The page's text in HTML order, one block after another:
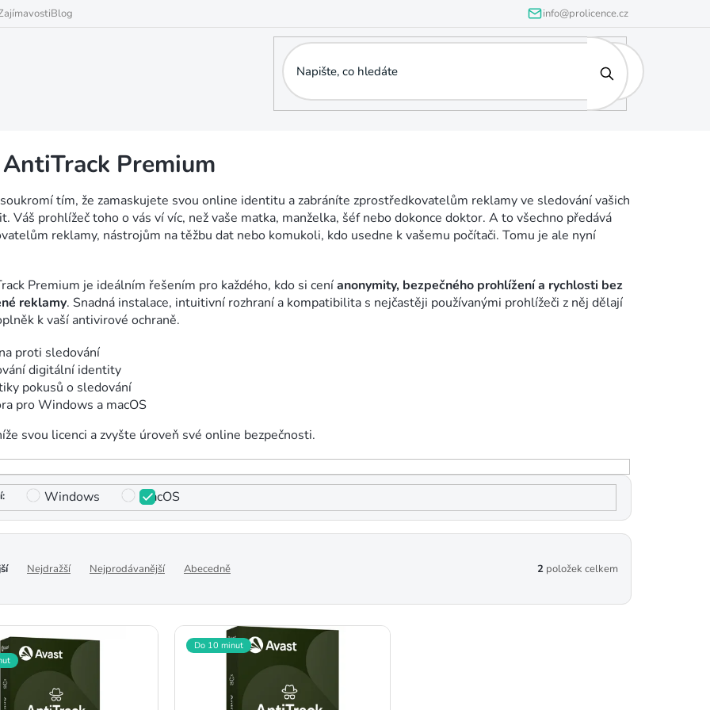
info@prolicence.cz
Blog
Premium
tím, že zamaskujete svou online identitu a zabráníte zprostředkovatelům reklamy ve sledování vašich
Váš prohlížeč toho o vás ví víc, než vaše matka, manželka, šéf nebo dokonce doktor. A to všechno předává
reklamy, nástrojům na těžbu dat nebo komukoli, kdo usedne k vašemu počítači. Tomu je ale nyní
Premium je ideálním řešením pro každého, kdo si ceníanonymity, bezpečného prohlížení a rychlosti bez
reklamy. Snadná instalace, intuitivní rozhraní a kompatibilita s nejčastěji používanými prohlížeči z něj dělají
k vaší antivirové ochraně.
proti sledování
digitální identity
pokusů o sledování
pro Windows a macOS
svou licenci a zvyšte úroveň své online bezpečnosti.
Nejdražší Nejprodávanější Abecedně 2 položek celkem
Windows macOS
Do 10 minut